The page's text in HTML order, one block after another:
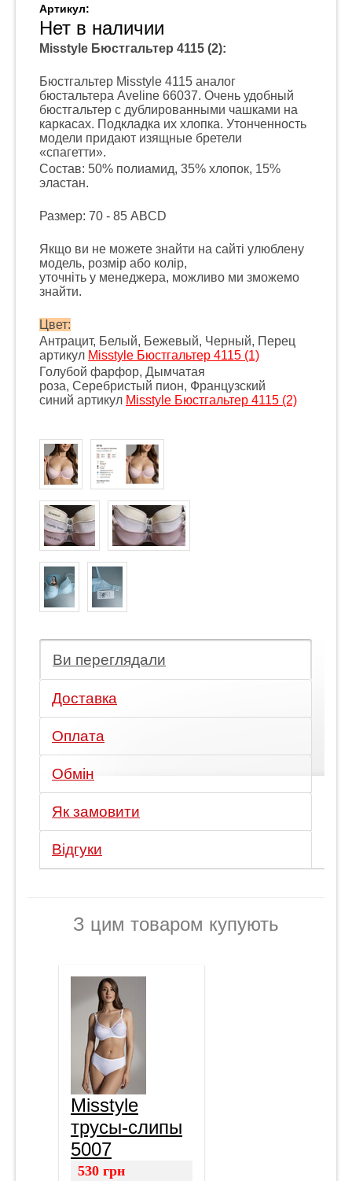
Артикул:
Нет в наличии
Misstyle Бюстгальтер 4115 (2):
Бюстгальтер Misstyle 4115 аналог
бюстальтера Aveline 66037. Очень удобный
бюстгальтер с дублированными чашками на
каркасах. Подкладка их хлопка. Утонченность
модели придают изящные бретели
«спагетти».
Состав: 50% полиамид, 35% хлопок, 15%
эластан.
Размер: 70 - 85 ABCD
Якщо ви не можете знайти на сайті улюблену
модель, розмір або колір,
уточніть у менеджера, можливо ми зможемо
знайти.
Цвет:
Антрацит, Белый, Бежевый, Черный, Перец
артикул Misstyle Бюстгальтер 4115 (1)
Голубой фарфор, Дымчатая
роза, Серебристый пион, Французский
синий артикул Misstyle Бюстгальтер 4115 (2)
Ви переглядали
Доставка
Оплата
Обмін
Як замовити
Відгуки
З цим товаром купують
Misstyle
трусы-слипы
5007
530 грн